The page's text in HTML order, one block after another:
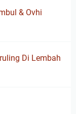
& Ovhi
Di Lembah